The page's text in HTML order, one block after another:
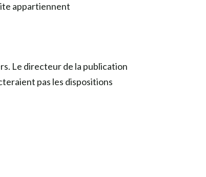
appartiennent
Le directeur de la publication
pas les dispositions